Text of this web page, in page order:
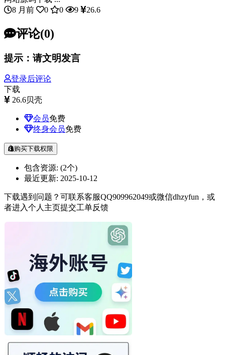
8 月前
0 0 9 26.6
评论(0)
提示：请文明发言
登录后评论
下载
26.6贝壳
会员免费
终身会员免费
购买下载权限
包含资源: (2个)
最近更新: 2025-10-12
下载遇到问题？可联系客服QQ909962049或微信dhzyfun，或
者进入个人主页提交工单反馈